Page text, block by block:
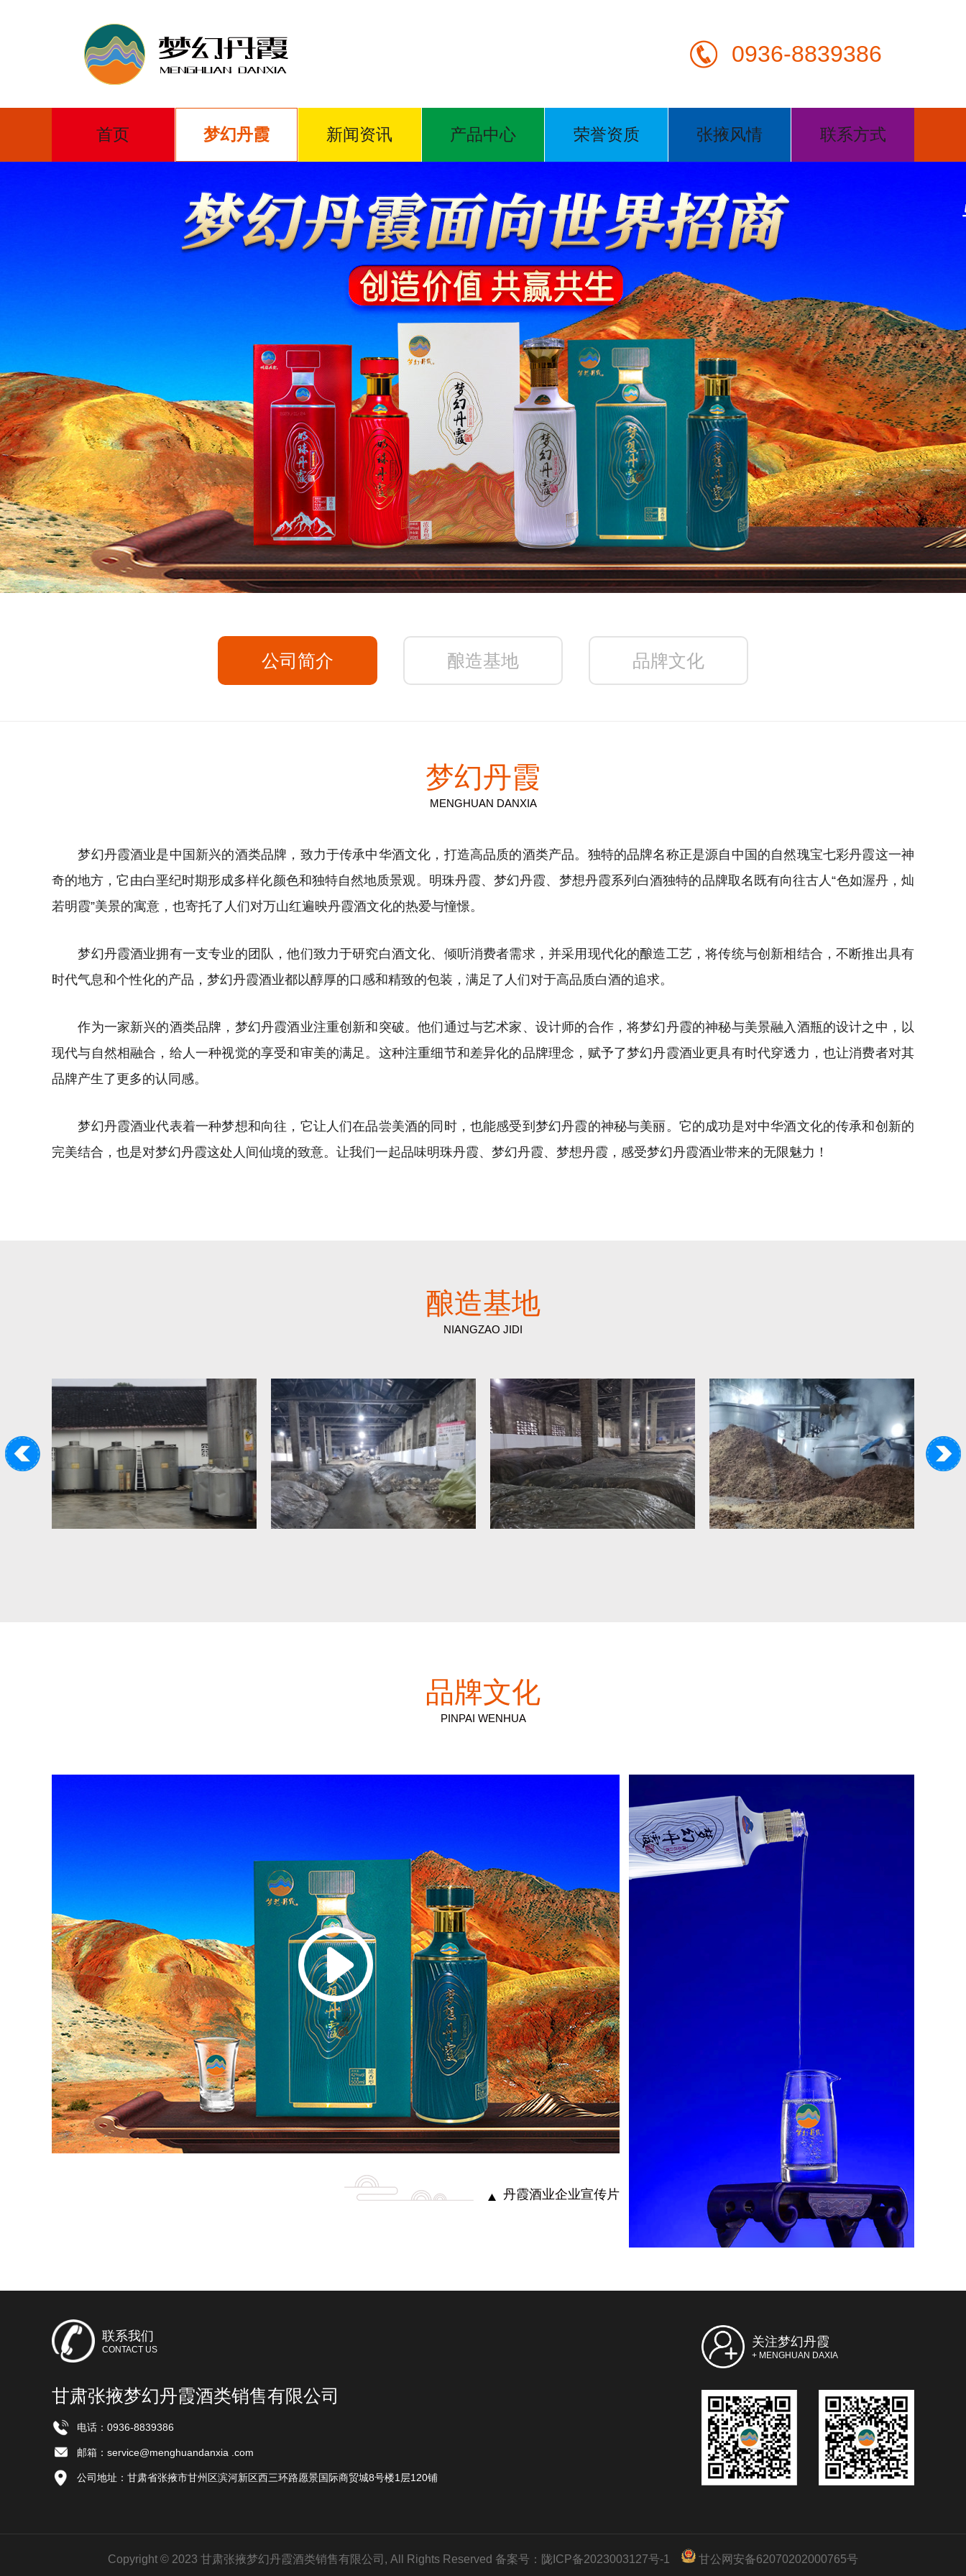
0936-8839386
首页 梦幻丹霞 新闻资讯 产品中心 荣誉资质 张掖风情 联系方式
公司简介 酿造基地 品牌文化
梦幻丹霞
MENGHUAN DANXIA
梦幻丹霞酒业是中国新兴的酒类品牌，致力于传承中华酒文化，打造高品质的酒类产品。独特的品牌名称正是源自中国的自然瑰宝七彩丹霞这一神
奇的地方，它由白垩纪时期形成多样化颜色和独特自然地质景观。明珠丹霞、梦幻丹霞、梦想丹霞系列白酒独特的品牌取名既有向往古人“色如渥丹，灿
若明霞”美景的寓意，也寄托了人们对万山红遍映丹霞酒文化的热爱与憧憬。
梦幻丹霞酒业拥有一支专业的团队，他们致力于研究白酒文化、倾听消费者需求，并采用现代化的酿造工艺，将传统与创新相结合，不断推出具有
时代气息和个性化的产品，梦幻丹霞酒业都以醇厚的口感和精致的包装，满足了人们对于高品质白酒的追求。
作为一家新兴的酒类品牌，梦幻丹霞酒业注重创新和突破。他们通过与艺术家、设计师的合作，将梦幻丹霞的神秘与美景融入酒瓶的设计之中，以
现代与自然相融合，给人一种视觉的享受和审美的满足。这种注重细节和差异化的品牌理念，赋予了梦幻丹霞酒业更具有时代穿透力，也让消费者对其
品牌产生了更多的认同感。
梦幻丹霞酒业代表着一种梦想和向往，它让人们在品尝美酒的同时，也能感受到梦幻丹霞的神秘与美丽。它的成功是对中华酒文化的传承和创新的
完美结合，也是对梦幻丹霞这处人间仙境的致意。让我们一起品味明珠丹霞、梦幻丹霞、梦想丹霞，感受梦幻丹霞酒业带来的无限魅力！
酿造基地
NIANGZAO JIDI
品牌文化
PINPAI WENHUA
丹霞酒业企业宣传片
联系我们
CONTACT US
甘肃张掖梦幻丹霞酒类销售有限公司
电话：0936-8839386
邮箱：service@menghuandanxia .com
公司地址：甘肃省张掖市甘州区滨河新区西三环路愿景国际商贸城8号楼1层120铺
关注梦幻丹霞
+ MENGHUAN DAXIA
Copyright © 2023 甘肃张掖梦幻丹霞酒类销售有限公司, All Rights Reserved 备案号： 陇ICP备2023003127号-1 甘公网安备62070202000765号